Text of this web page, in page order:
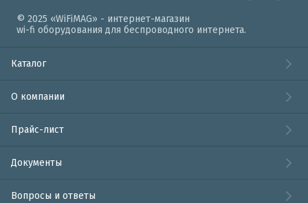
© 2025 «WiFiMAG» - интернет-магазин
wi-fi оборудования для беспроводного интернета.
Каталог
О компании
Прайс-лист
Документы
Вопросы и ответы